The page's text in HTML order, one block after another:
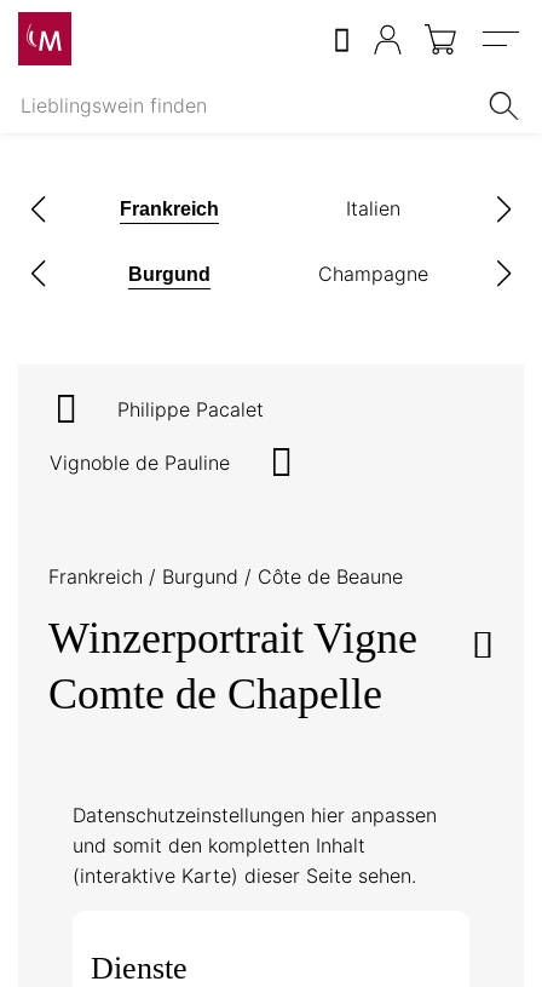
Menu
Frankreich Italien
Burgund Champagne
Philippe Pacalet
Vignoble de Pauline
Frankreich / Burgund / Côte de Beaune
Winzerportrait Vigne
Comte de Chapelle
Datenschutzeinstellungen hier anpassen
und somit den kompletten Inhalt
(interaktive Karte) dieser Seite sehen.
Dienste